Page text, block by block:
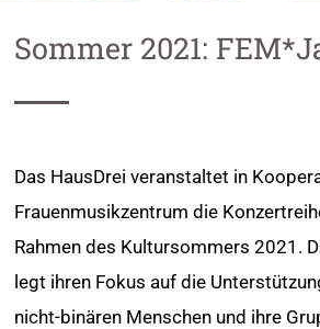
Sommer 2021:
Das HausDrei veranstaltet in
Frauenmusikzentrum die
Rahmen des Kultursommers 2021.
legt ihren Fokus auf die
nicht-binären Menschen und ihre